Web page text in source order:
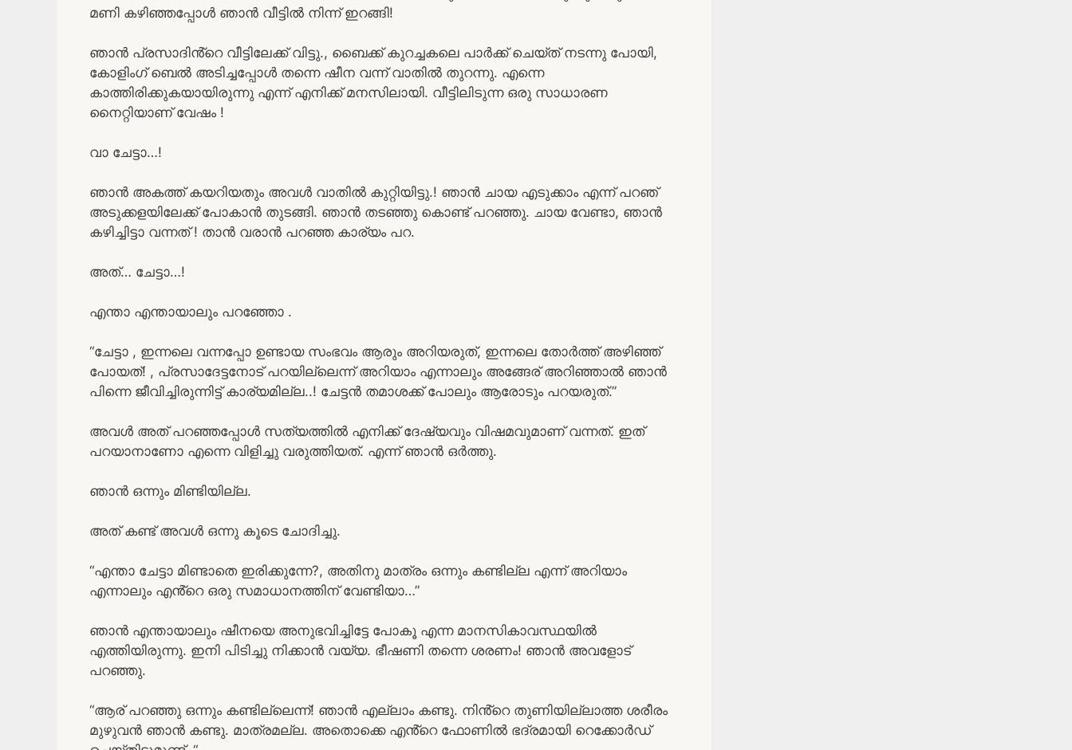
മണി കഴിഞ്ഞപ്പോൾ ഞാൻ വീട്ടിൽ നിന്ന് ഇറങ്ങി!
ഞാൻ പ്രസാദിൻ്റെ വീട്ടിലേക്ക് വിട്ടു., ബൈക്ക് കുറച്ചകലെ പാർക്ക് ചെയ്ത് നടന്നു പോയി,
കോളിംഗ് ബെൽ അടിച്ചപ്പോൾ തന്നെ ഷീന വന്ന് വാതിൽ തുറന്നു. എന്നെ
കാത്തിരിക്കുകയായിരുന്നു എന്ന് എനിക്ക് മനസിലായി. വീട്ടിലിടുന്ന ഒരു സാധാരണ
നൈറ്റിയാണ് വേഷം !
വാ ചേട്ടാ…!
ഞാൻ അകത്ത് കയറിയതും അവൾ വാതിൽ കുറ്റിയിട്ടു.! ഞാൻ ചായ എടുക്കാം എന്ന് പറഞ്
അടുക്കളയിലേക്ക് പോകാൻ തുടങ്ങി. ഞാൻ തടഞ്ഞു കൊണ്ട് പറഞ്ഞു. ചായ വേണ്ടാ, ഞാൻ
കഴിച്ചിട്ടാ വന്നത് ! താൻ വരാൻ പറഞ്ഞ കാര്യം പറ.
അത്… ചേട്ടാ…!
എന്താ എന്തായാലും പറഞ്ഞോ .
“ചേട്ടാ , ഇന്നലെ വന്നപ്പോ ഉണ്ടായ സംഭവം ആരും അറിയരുത്, ഇന്നലെ തോർത്ത് അഴിഞ്ഞ്
പോയത്! , പ്രസാദേട്ടനോട് പറയില്ലെന്ന് അറിയാം എന്നാലും അങ്ങേര് അറിഞ്ഞാൽ ഞാൻ
പിന്നെ ജീവിച്ചിരുന്നിട്ട് കാര്യമില്ല..! ചേട്ടൻ തമാശക്ക് പോലും ആരോടും പറയരുത്.”
അവൾ അത് പറഞ്ഞപ്പോൾ സത്യത്തിൽ എനിക്ക് ദേഷ്യവും വിഷമവുമാണ് വന്നത്. ഇത്
പറയാനാണോ എന്നെ വിളിച്ചു വരുത്തിയത്. എന്ന് ഞാൻ ഒർത്തു.
ഞാൻ ഒന്നും മിണ്ടിയില്ല.
അത് കണ്ട് അവൾ ഒന്നു കൂടെ ചോദിച്ചു.
“എന്താ ചേട്ടാ മിണ്ടാതെ ഇരിക്കുന്നേ?, അതിനു മാത്രം ഒന്നും കണ്ടില്ല എന്ന് അറിയാം
എന്നാലും എൻ്റെ ഒരു സമാധാനത്തിന് വേണ്ടിയാ…”
ഞാൻ എന്തായാലും ഷീനയെ അനുഭവിച്ചിട്ടേ പോകൂ എന്ന മാനസികാവസ്ഥയിൽ
എത്തിയിരുന്നു. ഇനി പിടിച്ചു നിക്കാൻ വയ്യ. ഭീഷണി തന്നെ ശരണം! ഞാൻ അവളോട്
പറഞ്ഞു.
“ആര് പറഞ്ഞു ഒന്നും കണ്ടില്ലെന്ന്! ഞാൻ എല്ലാം കണ്ടു. നിൻ്റെ തുണിയില്ലാത്ത ശരീരം
മുഴുവൻ ഞാൻ കണ്ടു. മാത്രമല്ല. അതൊക്കെ എൻ്റെ ഫോണിൽ ഭദ്രമായി റെക്കോർഡ്